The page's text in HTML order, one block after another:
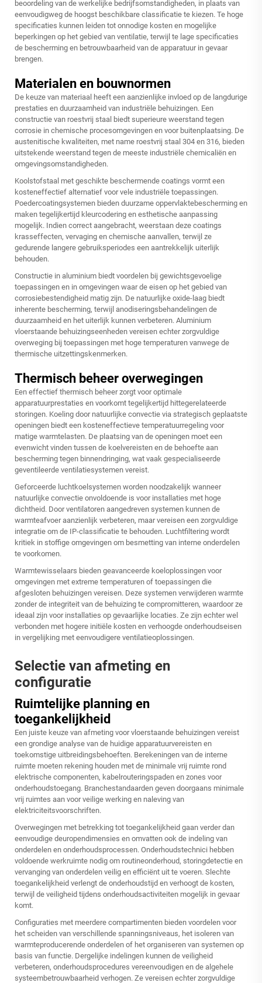
beoordeling van de werkelijke bedrijfsomstandigheden, in plaats van
eenvoudigweg de hoogst beschikbare classificatie te kiezen. Te hoge
specificaties kunnen leiden tot onnodige kosten en mogelijke
beperkingen op het gebied van ventilatie, terwijl te lage specificaties
de bescherming en betrouwbaarheid van de apparatuur in gevaar
brengen.
Materialen en bouwnormen
De keuze van materiaal heeft een aanzienlijke invloed op de langdurige
prestaties en duurzaamheid van industriële behuizingen. Een
constructie van roestvrij staal biedt superieure weerstand tegen
corrosie in chemische procesomgevingen en voor buitenplaatsing. De
austenitische kwaliteiten, met name roestvrij staal 304 en 316, bieden
uitstekende weerstand tegen de meeste industriële chemicaliën en
omgevingsomstandigheden.
Koolstofstaal met geschikte beschermende coatings vormt een
kosteneffectief alternatief voor vele industriële toepassingen.
Poedercoatingsystemen bieden duurzame oppervlaktebescherming en
maken tegelijkertijd kleurcodering en esthetische aanpassing
mogelijk. Indien correct aangebracht, weerstaan deze coatings
krasseffecten, vervaging en chemische aanvallen, terwijl ze
gedurende langere gebruiksperiodes een aantrekkelijk uiterlijk
behouden.
Constructie in aluminium biedt voordelen bij gewichtsgevoelige
toepassingen en in omgevingen waar de eisen op het gebied van
corrosiebestendigheid matig zijn. De natuurlijke oxide-laag biedt
inherente bescherming, terwijl anodiseringsbehandelingen de
duurzaamheid en het uiterlijk kunnen verbeteren. Aluminium
vloerstaande behuizingseenheden vereisen echter zorgvuldige
overweging bij toepassingen met hoge temperaturen vanwege de
thermische uitzettingskenmerken.
Thermisch beheer overwegingen
Een effectief thermisch beheer zorgt voor optimale
apparatuurprestaties en voorkomt tegelijkertijd hittegerelateerde
storingen. Koeling door natuurlijke convectie via strategisch geplaatste
openingen biedt een kosteneffectieve temperatuurregeling voor
matige warmtelasten. De plaatsing van de openingen moet een
evenwicht vinden tussen de koelvereisten en de behoefte aan
bescherming tegen binnendringing, wat vaak gespecialiseerde
geventileerde ventilatiesystemen vereist.
Geforceerde luchtkoelsystemen worden noodzakelijk wanneer
natuurlijke convectie onvoldoende is voor installaties met hoge
dichtheid. Door ventilatoren aangedreven systemen kunnen de
warmteafvoer aanzienlijk verbeteren, maar vereisen een zorgvuldige
integratie om de IP-classificatie te behouden. Luchtfiltering wordt
kritiek in stoffige omgevingen om besmetting van interne onderdelen
te voorkomen.
Warmtewisselaars bieden geavanceerde koeloplossingen voor
omgevingen met extreme temperaturen of toepassingen die
afgesloten behuizingen vereisen. Deze systemen verwijderen warmte
zonder de integriteit van de behuizing te compromitteren, waardoor ze
ideaal zijn voor installaties op gevaarlijke locaties. Ze zijn echter wel
verbonden met hogere initiële kosten en verhoogde onderhoudseisen
in vergelijking met eenvoudigere ventilatieoplossingen.
Selectie van afmeting en
configuratie
Ruimtelijke planning en
toegankelijkheid
Een juiste keuze van afmeting voor vloerstaande behuizingen vereist
een grondige analyse van de huidige apparatuurvereisten en
toekomstige uitbreidingsbehoeften. Berekeningen van de interne
ruimte moeten rekening houden met de minimale vrij ruimte rond
elektrische componenten, kabelrouteringspaden en zones voor
onderhoudstoegang. Branchestandaarden geven doorgaans minimale
vrij ruimtes aan voor veilige werking en naleving van
elektriciteitsvoorschriften.
Overwegingen met betrekking tot toegankelijkheid gaan verder dan
eenvoudige deuropendimensies en omvatten ook de indeling van
onderdelen en onderhoudsprocessen. Onderhoudstechnici hebben
voldoende werkruimte nodig om routineonderhoud, storingdetectie en
vervanging van onderdelen veilig en efficiënt uit te voeren. Slechte
toegankelijkheid verlengt de onderhoudstijd en verhoogt de kosten,
terwijl de veiligheid tijdens onderhoudsactiviteiten mogelijk in gevaar
komt.
Configuraties met meerdere compartimenten bieden voordelen voor
het scheiden van verschillende spanningsniveaus, het isoleren van
warmteproducerende onderdelen of het organiseren van systemen op
basis van functie. Dergelijke indelingen kunnen de veiligheid
verbeteren, onderhoudsprocedures vereenvoudigen en de algehele
systeembetrouwbaarheid verhogen. Ze vereisen echter zorgvuldige